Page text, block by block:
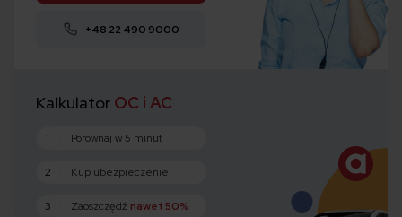
+48 22 490 9000
Kalkulator OC i AC
1 Porównaj w 5 minut
2 Kup ubezpieczenie
3 Zaoszczędź nawet 50%